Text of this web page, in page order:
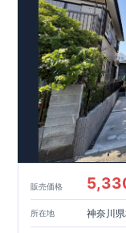
販売価格
所在地 神奈川